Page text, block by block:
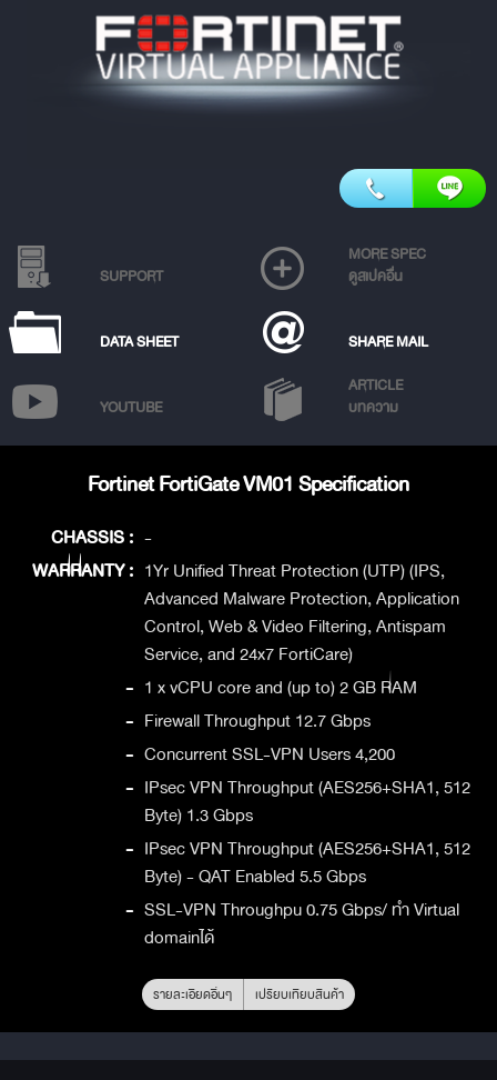
SUPPORT
MORE SPEC
ดูสเปคอื่น
DATA SHEET SHARE MAIL
YOUTUBE
ARTICLE
บทความ
Fortinet FortiGate VM01 Specification
CHASSIS : -
WARRANTY : 1Yr Unified Threat Protection (UTP) (IPS,
Advanced Malware Protection, Application
Control, Web & Video Filtering, Antispam
Service, and 24x7 FortiCare)
- 1 x vCPU core and (up to) 2 GB RAM
- Firewall Throughput 12.7 Gbps
- Concurrent SSL-VPN Users 4,200
- IPsec VPN Throughput (AES256+SHA1, 512
Byte) 1.3 Gbps
- IPsec VPN Throughput (AES256+SHA1, 512
Byte) - QAT Enabled 5.5 Gbps
- SSL-VPN Throughpu 0.75 Gbps/ ทำ Virtual
domainได้
รายละเอียดอื่นๆ เปรียบเทียบสินค้า